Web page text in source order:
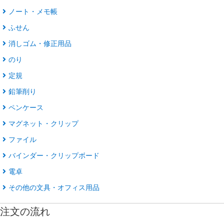
ノート・メモ帳
ふせん
消しゴム・修正用品
のり
定規
鉛筆削り
ペンケース
マグネット・クリップ
ファイル
バインダー・クリップボード
電卓
その他の文具・オフィス用品
注文の流れ